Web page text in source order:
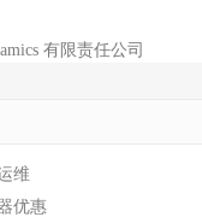
有限责任公司
维
优惠